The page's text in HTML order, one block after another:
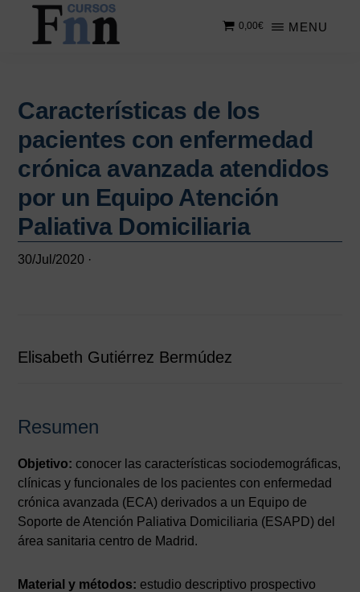
Saltar
contenido
Saltar
principal
online
MENU
0,00€
Características de los
pacientes con enfermedad
crónica avanzada atendidos
por un Equipo Atención
Paliativa Domiciliaria
30/Jul/2020 ·
Elisabeth Gutiérrez Bermúdez
Resumen
Objetivo: conocer las características sociodemográficas,
clínicas y funcionales de los pacientes con enfermedad
crónica avanzada (ECA) derivados a un Equipo de
Soporte de Atención Paliativa Domiciliaria (ESAPD) del
área sanitaria centro de Madrid.
Material y métodos: estudio descriptivo prospectivo